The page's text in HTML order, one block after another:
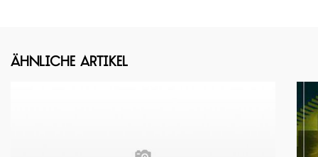
Ähnliche Artikel